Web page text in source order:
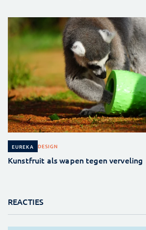
EUREKA DESIGN
Kunstfruit als wapen tegen verveling
REACTIES